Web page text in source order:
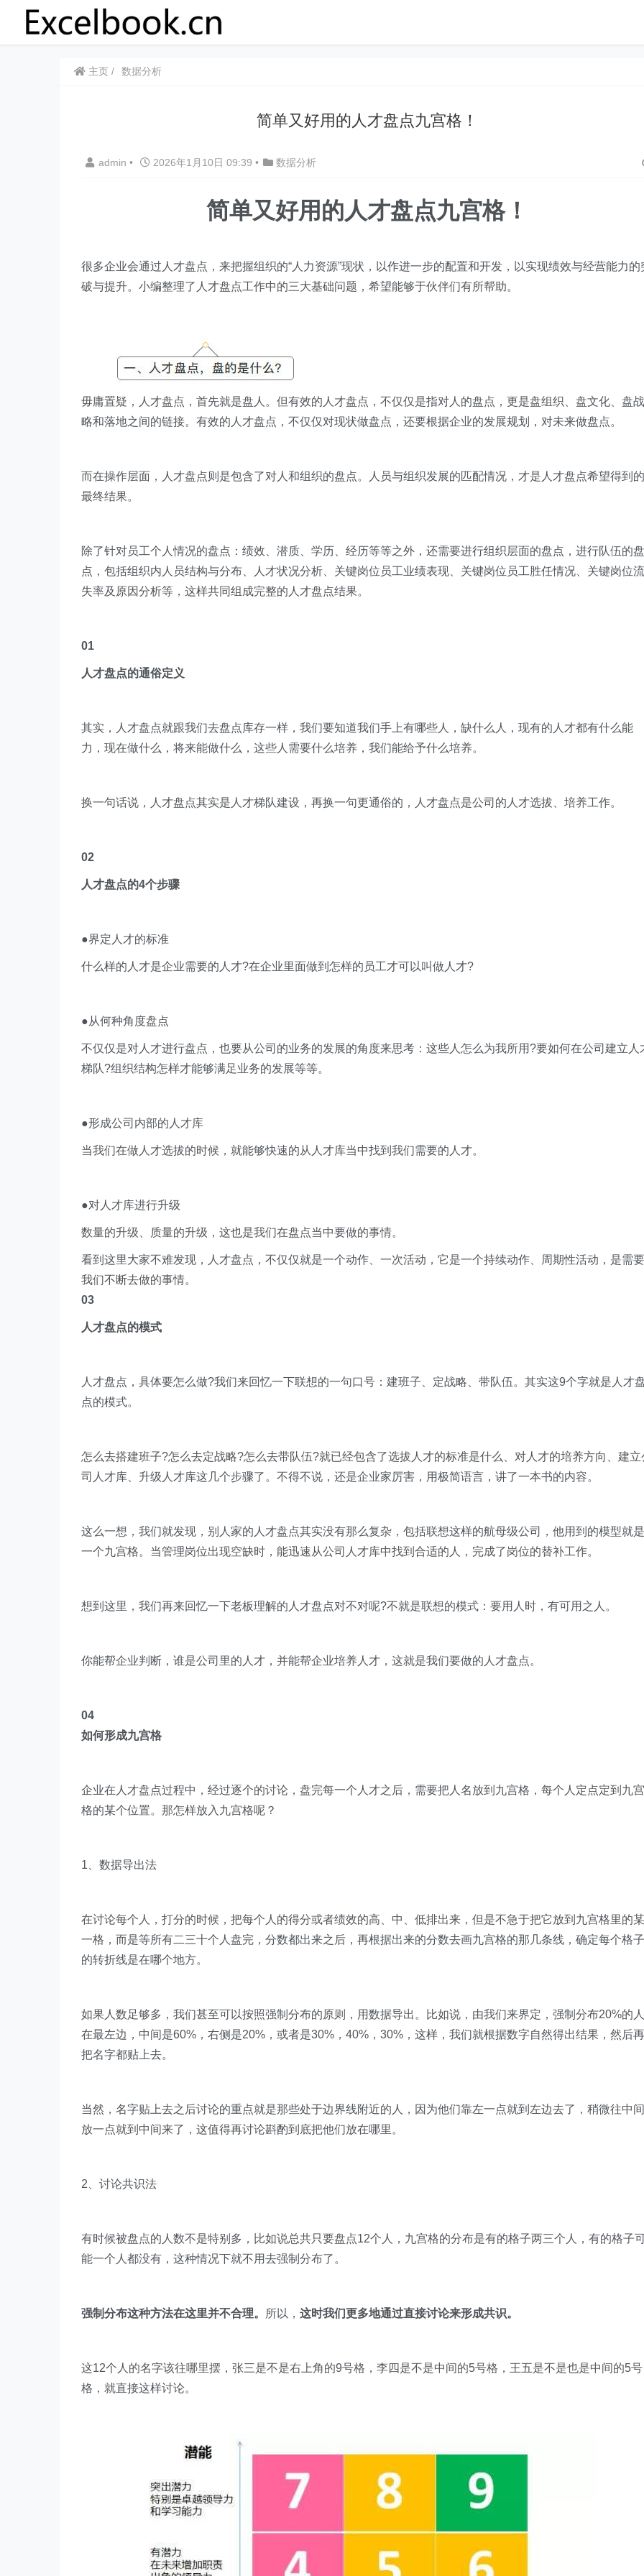
主页 数据分析
​​简单又好用的人才盘点九宫格！
admin • 2026年1月10日 09:39 • 数据分析
简单又好用的人才盘点九宫格！
很多企业会通过人才盘点，来把握组织的“人力资源”现状，以作进一步的配置和开发，以实现绩效与经营能力的
破与提升。小编整理了人才盘点工作中的三大基础问题，希望能够于伙伴们有所帮助。
毋庸置疑，人才盘点，首先就是盘人。 但有效的人才盘点，不仅仅是指对人的盘点，更是盘组织、盘文化、盘战
略和落地之间的链接。有效的人才盘点，不仅仅对现状做盘点，还要根据企业的发展规划，对未来做盘点。
而在操作层面，人才盘点则是包含了对人和组织的盘点。人员与组织发展的匹配情况，才是人才盘点希望得到的
最终结果。
除了针对员工个人情况的盘点：绩效、潜质、学历、经历等等之外，还需要进行组织层面的盘点，进行队伍的盘
点，包括组织内人员结构与分布、人才状况分析、关键岗位员工业绩表现、关键岗位员工胜任情况、关键岗位流
失率及原因分析等，这样共同组成完整的人才盘点结果。
01
人才盘点的通俗定义
其实，人才盘点就跟我们去盘点库存一样，我们要知道我们手上有哪些人，缺什么人，现有的人才都有什么能
力，现在做什么，将来能做什么，这些人需要什么培养，我们能给予什么培养。
换一句话说， 人才盘点其实是人才梯队建设，再换一句更通俗的，人才盘点是公司的人才选拔、培养工作。
02
人才盘点的4个步骤
●界定人才的标准
什么样的人才是企业需要的人才?在企业里面做到怎样的员工才可以叫做人才?
●从何种角度盘点
不仅仅是对人才进行盘点，也要从公司的业务的发展的角度来思考：这些人怎么为我所用?要如何在公司建立人
梯队?组织结构怎样才能够满足业务的发展等等。
●形成公司内部的人才库
当我们在做人才选拔的时候，就能够快速的从人才库当中找到我们需要的人才。
●对人才库进行升级
数量的升级、质量的升级，这也是我们在盘点当中要做的事情。
看到这里大家不难发现，人才盘点，不仅仅就是一个动作、一次活动，它是一个持续动作、周期性活动，是需要
我们不断去做的事情。
03
人才盘点的模式
人才盘点，具体要怎么做?我们来回忆一下联想的一句口号： 建班子、定战略、带队伍。其实这9个字就是人才
点的模式。
怎么去搭建班子?怎么去定战略?怎么去带队伍?就已经包含了选拔人才的标准是什么、对人才的培养方向、建立
司人才库、升级人才库这几个步骤了。不得不说，还是企业家厉害，用极简语言，讲了一本书的内容。
这么一想，我们就发现，别人家的人才盘点其实没有那么复杂，包括联想这样的航母级公司，他用到的模型就是
一个九宫格。 当管理岗位出现空缺时，能迅速从公司人才库中找到合适的人，完成了岗位的替补工作。
想到这里，我们再来回忆一下老板理解的人才盘点对不对呢?不就是联想的模式：要用人时，有可用之人。
你能帮企业判断，谁是公司里的人才，并能帮企业培养人才，这就是我们要做的人才盘点。
04
如何形成九宫格
企业在人才盘点过程中，经过逐个的讨论，盘完每一个人才之后，需要把人名放到九宫格，每个人定点定到九宫
格的某个位置。那怎样放入九宫格呢？
1、数据导出法
在讨论每个人，打分的时候，把每个人的得分或者绩效的高、中、低排出来，但是不急于把它放到九宫格里的某
一格，而是等所有二三十个人盘完，分数都出来之后，再根据出来的分数去画九宫格的那几条线，确定每个格子
的转折线是在哪个地方。
如果人数足够多，我们甚至可以按照强制分布的原则，用数据导出 。比如说，由我们来界定，强制分布20%的人
在最左边，中间是60%，右侧是20%，或者是30%，40%，30%，这样，我们就根据数字自然得出结果，然后再
把名字都贴上去。
当然，名字贴上去之后讨论的重点就是那些处于边界线附近的人
，因为他们靠左一点就到左边去了，稍微往中间
放一点就到中间来了，这值得再讨论斟酌到底把他们放在哪里。
2、讨论共识法
有时候被盘点的人数不是特别多，比如说总共只要盘点12个人，九宫格的分布是有的格子两三个人，有的格子
能一个人都没有，这种情况下就不用去强制分布了。
强制分布这种方法在这里并不合理。 所以， 这时我们更多地通过直接讨论来形成共识。
这12个人的名字该往哪里摆，张三是不是右上角的9号格，李四是不是中间的5号格，王五是不是也是中间的5号
格，就直接这样讨论。